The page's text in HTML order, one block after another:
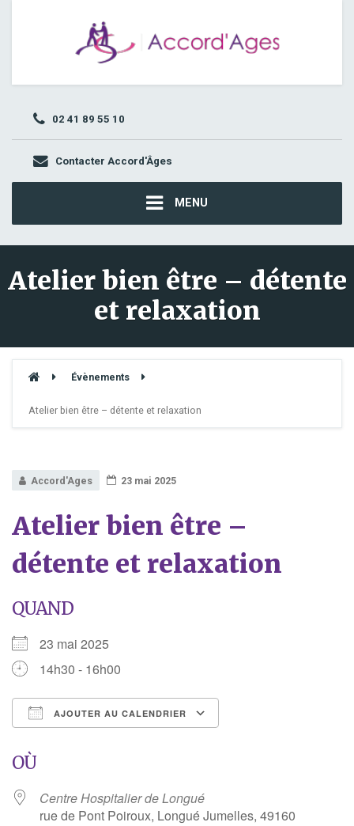
02 41 89 55 10
Contacter Accord'Âges
MENU
Atelier bien être – détente
et relaxation
Évènements
Atelier bien être – détente et relaxation
Accord'Ages 23 mai 2025
Atelier bien être –
détente et relaxation
QUAND
23 mai 2025
14h30 - 16h00
AJOUTER AU CALENDRIER
OÙ
Centre Hospitalier de Longué
rue de Pont Poiroux, Longué Jumelles, 49160